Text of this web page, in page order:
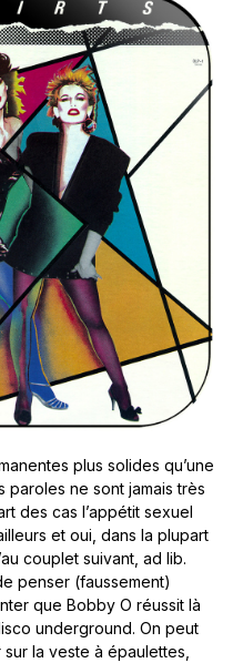
plus solides qu’une
ne sont jamais très
des cas l’appétit sexuel
et oui, dans la plupart
couplet suivant, ad lib.
penser (faussement)
que Bobby O réussit là
underground. On peut
la veste à épaulettes,